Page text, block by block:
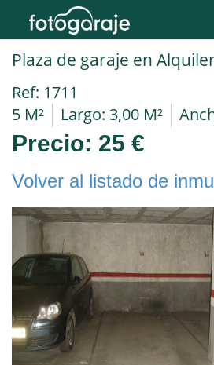
Ref: 1711
5 M²
Largo: 3,00 M²
Precio: 25 €
Volver al listado de